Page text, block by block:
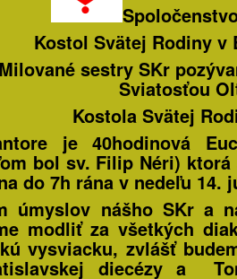
Kostol Svätej Rodiny v
Milované sestry SKr
Sviatosťou
Kostola Svätej
je40hodinová
bol sv. Filip Néri)
do 7h rána v nedeľu 14.
úmyslov nášho SKr a
modliť za všetkých
vysviacku, zvlášť
diecézy a